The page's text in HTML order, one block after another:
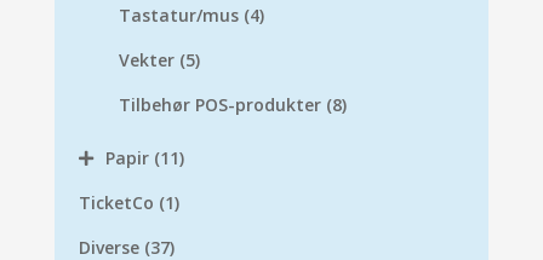
Tastatur/mus (4)
Vekter (5)
Tilbehør POS-produkter (8)
Papir (11)
TicketCo (1)
Diverse (37)